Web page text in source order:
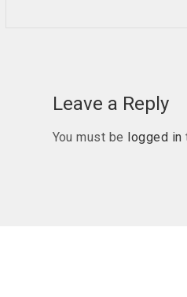
Leave a Reply
You must be logged in